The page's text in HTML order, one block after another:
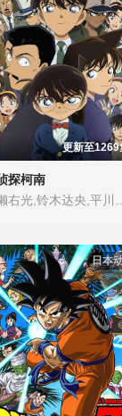
更新至1269
探柯南
日本